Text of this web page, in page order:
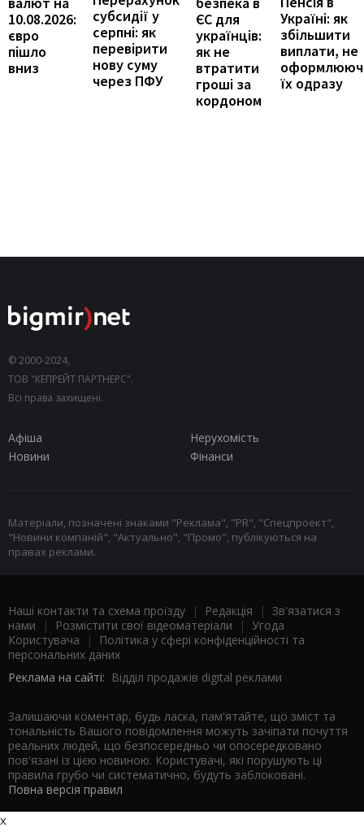
10.08.2026:
євро
пішло
вниз
субсидії у
серпні: як
перевірити
нову суму
через ПФУ
ЄС для
українців:
як не
втратити
гроші за
кордоном
Україні: як
збільшити
виплати, не
їх одразу
© 2000-2024,
ТОВ "КЕПРЕЙТ ПАРТНЕРС".
Всі права захищені.
Афіша
Нерухомість
Новини
Фінанси
Матеріали, позначені знаками "Реклама", "PR", "Спецпроект",
"Новини компаній", "Актуально", "Промо", публікуються на
правах реклами.
Наші контакти та схема проїзду | Редакція | Зв'язатися з
нами | Розмістити свої відеоматеріали | Угода
Користувача |
Політика у сфері конфіденційності та
персональних даних
Реклама на сайті: Відділ продажів digital реклами
Залишаючи коментар, будь ласка, пам'ятайте, що зміст та
тональність Вашого повідомлення можуть зачіпати почуття
реальних людей, що безпосередньо чи опосередковано
пов'язані із цією новиною. Користувачі, які порушують ці
правила грубо чи систематично, будуть заблоковані.
Повна версія правил
x